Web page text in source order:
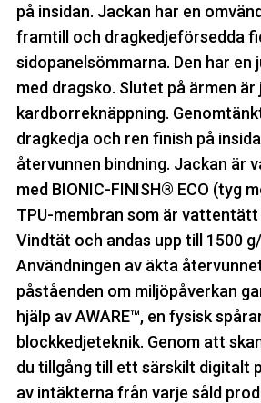
på insidan. Jackan har en
framtill och dragkedjeförsedda
sidopanelsömmarna. Den har en
med dragsko. Slutet på ärmen
kardborreknäppning.
dragkedja och ren finish på
återvunnen bindning. Jackan är
med BIONIC-FINISH® ECO (tyg
TPU-membran som är vattentätt
Vindtät och andas upp till 1500
Användningen av äkta
påståenden om miljöpåverkan
hjälp av AWARE™, en fysisk
blockkedjeteknik. Genom att
du tillgång till ett särskilt digitalt
av intäkterna från varje såld